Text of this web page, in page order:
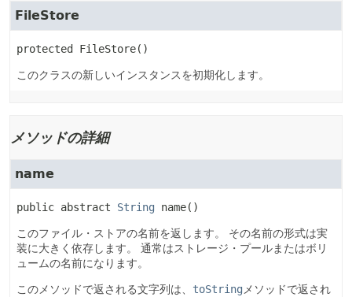
FileStore
protected FileStore()
このクラスの新しいインスタンスを初期化します。
メソッドの詳細
name
public abstract String name()
このファイル・ストアの名前を返します。
その名前の形式は実
装に大きく依存します。
通常はストレージ・プールまたはボリ
ュームの名前になります。
このメソッドで返される文字列は、 toString メソッドで返され